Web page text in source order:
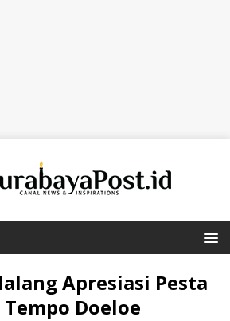
Apresiasi Pesta
Doeloe